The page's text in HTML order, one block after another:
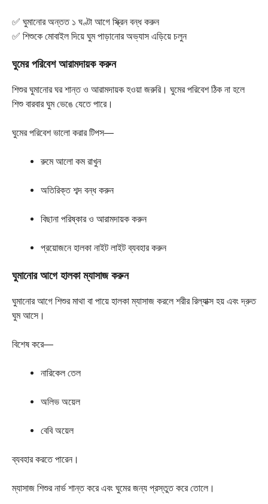
✅ ঘুমানোর অন্তত ১ ঘণ্টা আগে স্ক্রিন বন্ধ করুন
✅ শিশুকে মোবাইল দিয়ে ঘুম পাড়ানোর অভ্যাস এড়িয়ে চলুন
ঘুমের পরিবেশ আরামদায়ক করুন
শিশুর ঘুমানোর ঘর শান্ত ও আরামদায়ক হওয়া জরুরি। ঘুমের পরিবেশ ঠিক না হলে
শিশু বারবার ঘুম ভেঙে যেতে পারে।
ঘুমের পরিবেশ ভালো করার টিপস—
রুমে আলো কম রাখুন
অতিরিক্ত শব্দ বন্ধ করুন
বিছানা পরিষ্কার ও আরামদায়ক করুন
প্রয়োজনে হালকা নাইট লাইট ব্যবহার করুন
ঘুমানোর আগে হালকা ম্যাসাজ করুন
ঘুমানোর আগে শিশুর মাথা বা পায়ে হালকা ম্যাসাজ করলে শরীর রিল্যাক্স হয় এবং দ্রুত
ঘুম আসে।
বিশেষ করে—
নারিকেল তেল
অলিভ অয়েল
বেবি অয়েল
ব্যবহার করতে পারেন।
ম্যাসাজ শিশুর নার্ভ শান্ত করে এবং ঘুমের জন্য প্রস্তুত করে তোলে।